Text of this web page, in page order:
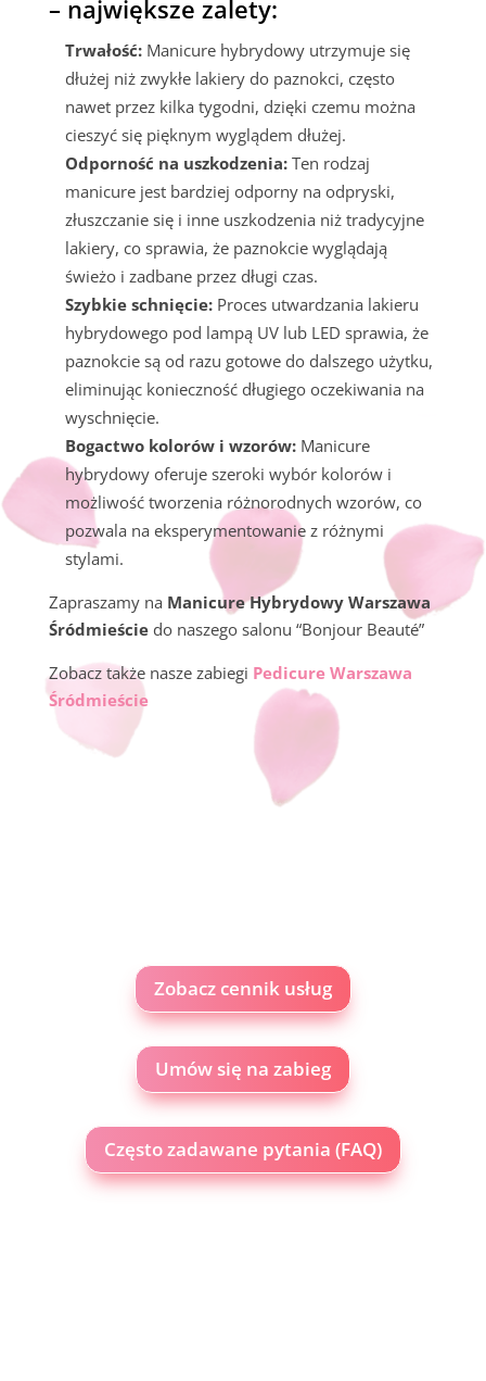
– największe zalety:
Trwałość:Manicure hybrydowy utrzymuje się
dłużej niż zwykłe lakiery do paznokci, często
nawet przez kilka tygodni, dzięki czemu można
cieszyć się pięknym wyglądem dłużej.
Odporność na uszkodzenia:Ten rodzaj
manicure jest bardziej odporny na odpryski,
złuszczanie się i inne uszkodzenia niż tradycyjne
lakiery, co sprawia, że paznokcie wyglądają
świeżo i zadbane przez długi czas.
Szybkie schnięcie:Proces utwardzania lakieru
hybrydowego pod lampą UV lub LED sprawia, że
paznokcie są od razu gotowe do dalszego użytku,
eliminując konieczność długiego oczekiwania na
wyschnięcie.
Bogactwo kolorów i wzorów:Manicure
hybrydowy oferuje szeroki wybór kolorów i
możliwość tworzenia różnorodnych wzorów, co
pozwala na eksperymentowanie z różnymi
stylami.
Zapraszamy na Manicure Hybrydowy Warszawa
Śródmieściedo naszego salonu “Bonjour Beauté”
Zobacz także nasze zabiegi Pedicure Warszawa
Śródmieście
RABAT 5%
Zobacz cennik usług
Umów się na zabieg
Często zadawane pytania (FAQ)